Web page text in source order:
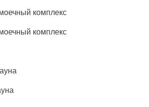
комплекс
комплекс